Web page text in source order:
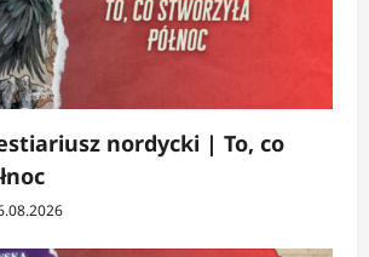
nordycki | To, co